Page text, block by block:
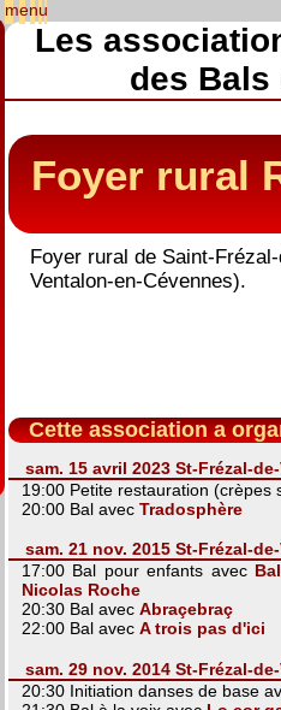
Les
des Bals
Foyer rural
Foyer rural de Saint-
Ventalon-en-Cévennes).
Cette association a
sam. 15 avril 2023 St-Frézal-
19:00 Petite restauration (crèpes
20:00 Bal avec Tradosphère
sam. 21 nov. 2015 St-Frézal-
17:00 Bal pour enfants avec
Nicolas Roche
20:30 Bal avec Abraçebraç
22:00 Bal avec A trois pas d'ici
sam. 29 nov. 2014 St-Frézal-
20:30 Initiation danses de base